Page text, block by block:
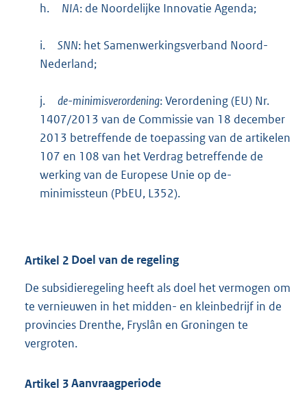
h. NIA: de Noordelijke Innovatie Agenda;
i. SNN: het Samenwerkingsverband Noord-
Nederland;
j. de-minimisverordening: Verordening (EU) Nr.
1407/2013 van de Commissie van 18 december
2013 betreffende de toepassing van de artikelen
107 en 108 van het Verdrag betreffende de
werking van de Europese Unie op de-
minimissteun (PbEU, L352).
Artikel 2 Doel van de regeling
De subsidieregeling heeft als doel het vermogen om
te vernieuwen in het midden- en kleinbedrijf in de
provincies Drenthe, Fryslân en Groningen te
vergroten.
Artikel 3Aanvraagperiode